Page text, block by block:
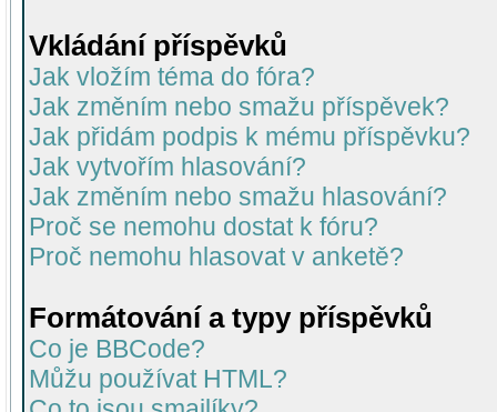
Vkládání příspěvků
Jak vložím téma do fóra?
Jak změním nebo smažu příspěvek?
Jak přidám podpis k mému příspěvku?
Jak vytvořím hlasování?
Jak změním nebo smažu hlasování?
Proč se nemohu dostat k fóru?
Proč nemohu hlasovat v anketě?
Formátování a typy příspěvků
Co je BBCode?
Můžu používat HTML?